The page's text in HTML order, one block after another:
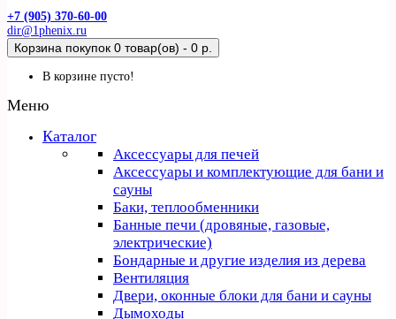
+7 (905) 370-60-00
dir@1phenix.ru
Корзина покупок 0 товар(ов) - 0 р.
В корзине пусто!
Меню
Каталог
Аксессуары для печей
Аксессуары и комплектующие для бани и
сауны
Баки, теплообменники
Банные печи (дровяные, газовые,
электрические)
Бондарные и другие изделия из дерева
Вентиляция
Двери, оконные блоки для бани и сауны
Дымоходы